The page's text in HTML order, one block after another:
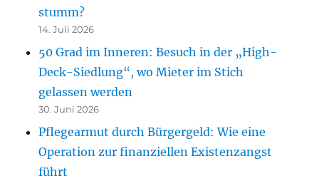
stumm?
14. Juli 2026
50 Grad im Inneren: Besuch in der „High-
Deck-Siedlung“, wo Mieter im Stich
gelassen werden
30. Juni 2026
Pflegearmut durch Bürgergeld: Wie eine
Operation zur finanziellen Existenzangst
führt